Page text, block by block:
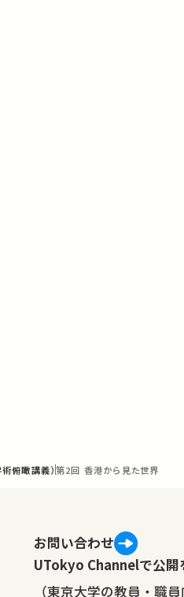
術俯瞰講義）第2回 香港から見た世界
お問い合わせ
UTokyo Channelで公開
（東京大学の教員・職員